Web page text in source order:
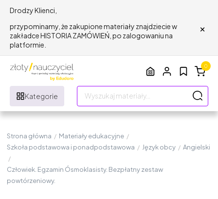
Drodzy Klienci,
przypominamy, że zakupione materiały znajdziecie w
zakładce HISTORIA ZAMÓWIEŃ, po zalogowaniu na
platformie.
×
Kategorie
0
Strona główna / Materiały edukacyjne /
Szkoła podstawowa i ponadpodstawowa / Język obcy / Angielski
/
Człowiek. Egzamin Ósmoklasisty. Bezpłatny zestaw
powtórzeniowy.